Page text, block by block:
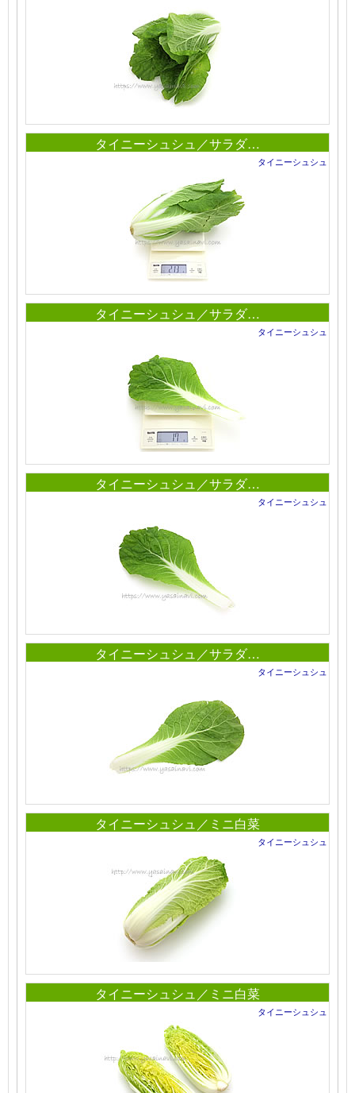
タイニーシュシュ／サラダ…
タイニーシュシュ
タイニーシュシュ／サラダ…
タイニーシュシュ
タイニーシュシュ／サラダ…
タイニーシュシュ
タイニーシュシュ／サラダ…
タイニーシュシュ
タイニーシュシュ／ミニ白菜
タイニーシュシュ
タイニーシュシュ／ミニ白菜
タイニーシュシュ